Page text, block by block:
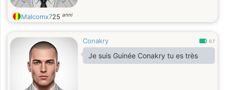
Malcomx725 anni
Conakry 0.7
Je suis Guinée Conakry tu es très